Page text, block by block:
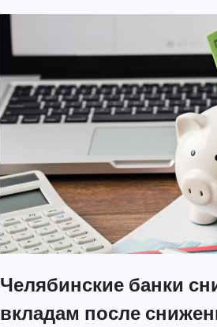
Челябинские банки
вкладам после